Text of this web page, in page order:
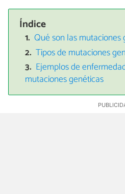
Índice
Qué son las mutaciones
Tipos de mutaciones
Ejemplos de
mutaciones genéticas